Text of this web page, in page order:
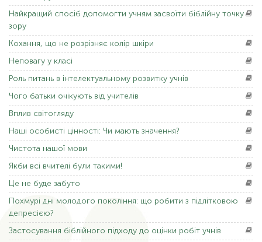
Найкращий спосіб допомогти учням засвоїти біблійну точку
зору
Кохання, що не розрізняє колір шкіри
Неповагу у класі
Роль питань в інтелектуальному розвитку учнів
Чого батьки очікують від учителів
Вплив світогляду
Наші особисті цінності: Чи мають значення?
Чистота нашої мови
Якби всі вчителі були такими!
Це не буде забуто
Похмурі дні молодого покоління: що робити з підлітковою
депресією?
Застосування біблійного підходу до оцінки робіт учнів